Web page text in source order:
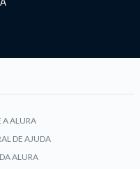
A ALURA
DE AJUDA
ALURA